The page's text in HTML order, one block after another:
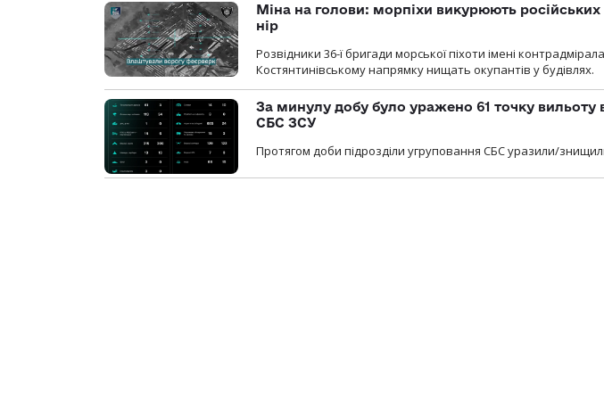
Міна на голови: морпіхи викурюють російських
нір
Розвідники 36-ї бригади морської піхоти імені
Костянтинівському напрямку нищать окупантів у будівлях.
За минулу добу було уражено 61 точку
СБС ЗСУ
Протягом доби підрозділи угруповання СБС уразили/